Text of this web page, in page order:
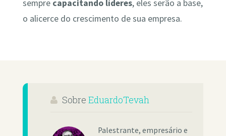
sempre capacitando líderes, eles serão a base,
o alicerce do crescimento de sua empresa.
Sobre EduardoTevah
Palestrante, empresário e